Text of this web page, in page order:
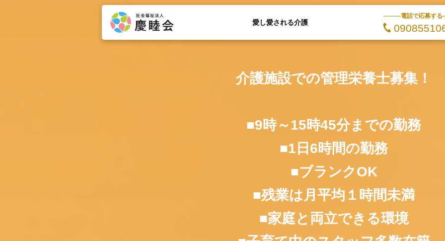
愛し愛される介護
電話で応募する
介護施設での管理栄養士募集！
■9時～15時45分までの勤務
■1日6時間の勤務
■ブランクOK
■残業は月平均１時間未満
■家庭と両立できる環境